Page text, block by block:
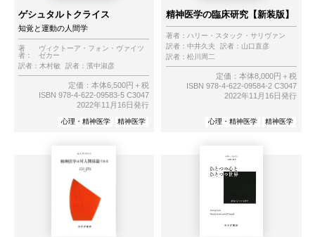
ゲシュタルトクライス
知覚と運動の人間学
著
者：
ヴィクトーア・フォン・ヴァイツ
ゼカー
訳者： 木村敏 訳者： 濱中淑彦
定価：本体6,500円＋税
ISBN 978-4-622-09583-5 C3047
2022年11月16日発行
心理・精神医学 精神医学
精神医学の臨床研究【新装版】
著者： ハリー・スタック・サリヴァン
訳者： 中井久夫 訳者： 山口直彦
訳者： 松川周二
定価：本体8,000円＋税
ISBN 978-4-622-09584-2 C3047
2022年11月16日発行
心理・精神医学 精神医学